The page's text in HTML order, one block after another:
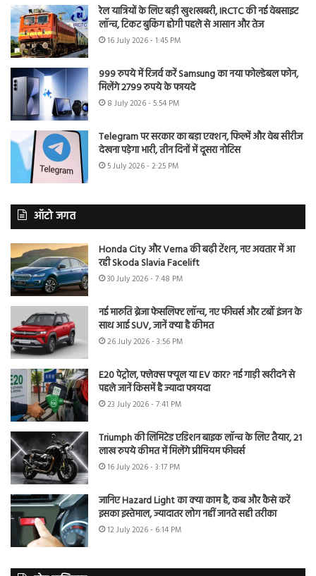
रेल यात्रियों के लिए बड़ी खुशखबरी, IRCTC की नई वेबसाइट
लॉन्च, टिकट बुकिंग होगी पहले से आसान और तेज
16 July 2026 - 1:45 PM
999 रुपये में रिजर्व करें Samsung का नया फोल्डेबल फोन,
मिलेंगे 2799 रुपये के फायदे
8 July 2026 - 5:54 PM
Telegram पर सरकार का बड़ा एक्शन, फिल्में और वेब सीरीज
देखना पड़ेगा भारी, तीन दिनों में दूसरा नोटिस
5 July 2026 - 2:25 PM
ऑटो जगत
Honda City और Verna की बढ़ी टेंशन, नए अवतार में आ
रही Skoda Slavia Facelift
30 July 2026 - 7:48 PM
नई मारुति ब्रेजा फेसलिफ्ट लॉन्च, नए फीचर्स और टर्बो इंजन के
साथ आई SUV, जानें क्या है कीमत
26 July 2026 - 3:56 PM
E20 पेट्रोल, फ्लेक्स फ्यूल या EV कार? नई गाड़ी खरीदने से
पहले जानें किसमें है ज्यादा फायदा
23 July 2026 - 7:41 PM
Triumph की लिमिटेड एडिशन बाइक लॉन्च के लिए तैयार, 21
लाख रुपये कीमत में मिलेंगे प्रीमियम फीचर्स
16 July 2026 - 3:17 PM
जानिए Hazard Light का क्या काम है, कब और कैसे करें
इसका इस्तेमाल, ज्यादातर लोग नहीं जानते सही तरीका
12 July 2026 - 6:14 PM